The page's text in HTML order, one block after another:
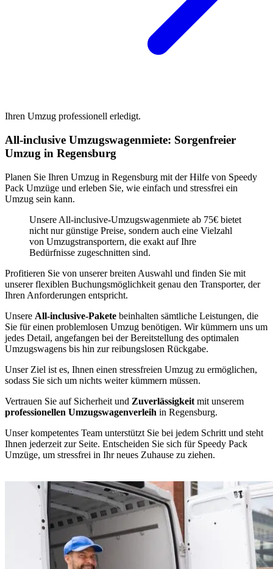
Ihren Umzug professionell erledigt.
All-inclusive Umzugswagenmiete: Sorgenfreier
Umzug in Regensburg
Planen Sie Ihren Umzug in Regensburg mit der Hilfe von Speedy
Pack Umzüge und erleben Sie, wie einfach und stressfrei ein
Umzug sein kann.
Unsere All-inclusive-Umzugswagenmiete ab 75€ bietet
nicht nur günstige Preise, sondern auch eine Vielzahl
von Umzugstransportern, die exakt auf Ihre
Bedürfnisse zugeschnitten sind.
Profitieren Sie von unserer breiten Auswahl und finden Sie mit
unserer flexiblen Buchungsmöglichkeit genau den Transporter, der
Ihren Anforderungen entspricht.
Unsere All-inclusive-Pakete beinhalten sämtliche Leistungen, die
Sie für einen problemlosen Umzug benötigen. Wir kümmern uns um
jedes Detail, angefangen bei der Bereitstellung des optimalen
Umzugswagens bis hin zur reibungslosen Rückgabe.
Unser Ziel ist es, Ihnen einen stressfreien Umzug zu ermöglichen,
sodass Sie sich um nichts weiter kümmern müssen.
Vertrauen Sie auf Sicherheit und Zuverlässigkeit mit unserem
professionellen Umzugswagenverleih in Regensburg.
Unser kompetentes Team unterstützt Sie bei jedem Schritt und steht
Ihnen jederzeit zur Seite. Entscheiden Sie sich für Speedy Pack
Umzüge, um stressfrei in Ihr neues Zuhause zu ziehen.